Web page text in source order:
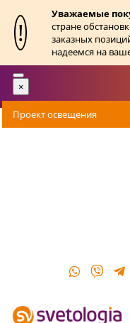
!
Уважаемые
стране
заказных
надеемся на
Toggle
navigation
×
Проект освещения